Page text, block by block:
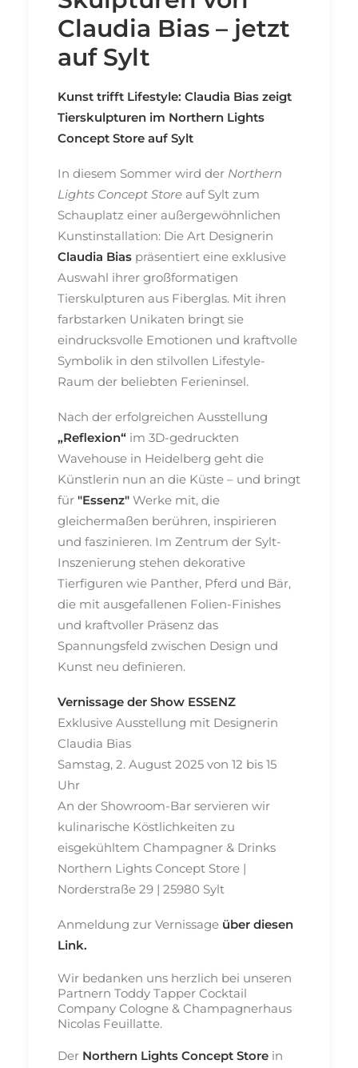
Claudia Bias – jetzt
auf Sylt
Kunst trifft Lifestyle: Claudia Bias zeigt
Tierskulpturen im Northern Lights
Concept Store auf Sylt
In diesem Sommer wird der Northern
Lights Concept Store auf Sylt zum
Schauplatz einer außergewöhnlichen
Kunstinstallation: Die Art Designerin
Claudia Bias präsentiert eine exklusive
Auswahl ihrer großformatigen
Tierskulpturen aus Fiberglas. Mit ihren
farbstarken Unikaten bringt sie
eindrucksvolle Emotionen und kraftvolle
Symbolik in den stilvollen Lifestyle-
Raum der beliebten Ferieninsel.
Nach der erfolgreichen Ausstellung
„Reflexion“ im 3D-gedruckten
Wavehouse in Heidelberg geht die
Künstlerin nun an die Küste – und bringt
für "Essenz" Werke mit, die
gleichermaßen berühren, inspirieren
und faszinieren. Im Zentrum der Sylt-
Inszenierung stehen dekorative
Tierfiguren wie Panther, Pferd und Bär,
die mit ausgefallenen Folien-Finishes
und kraftvoller Präsenz das
Spannungsfeld zwischen Design und
Kunst neu definieren.
Vernissage der Show ESSENZ
Exklusive Ausstellung mit Designerin
Claudia Bias
Samstag, 2. August 2025 von 12 bis 15
Uhr
An der Showroom-Bar servieren wir
kulinarische Köstlichkeiten zu
eisgekühltem Champagner & Drinks
Northern Lights Concept Store |
Norderstraße 29 | 25980 Sylt
Anmeldung zur Vernissage über diesen
Link.
Wir bedanken uns herzlich bei unseren
Partnern Toddy Tapper Cocktail
Company Cologne & Champagnerhaus
Nicolas Feuillatte.
Der Northern Lights Concept Store in